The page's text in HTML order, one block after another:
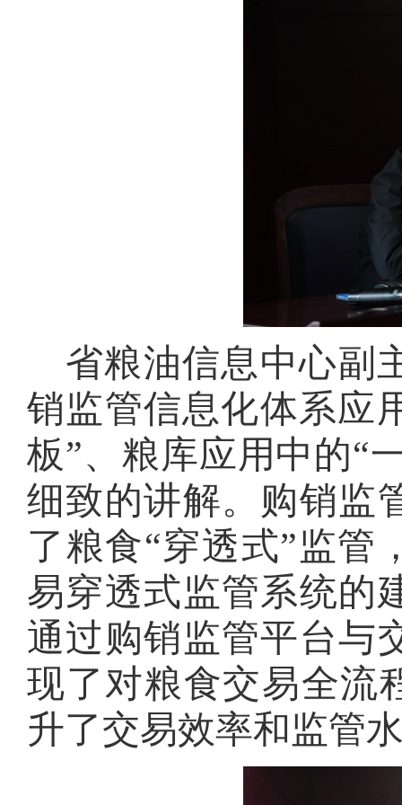
省粮油信息中心副
销监管信息化体系应
板”、粮库应用中的“
细致的讲解。购销监
了粮食“穿透式”监管
易穿透式监管系统的
通过购销监管平台与
现了对粮食交易全流
升了交易效率和监管